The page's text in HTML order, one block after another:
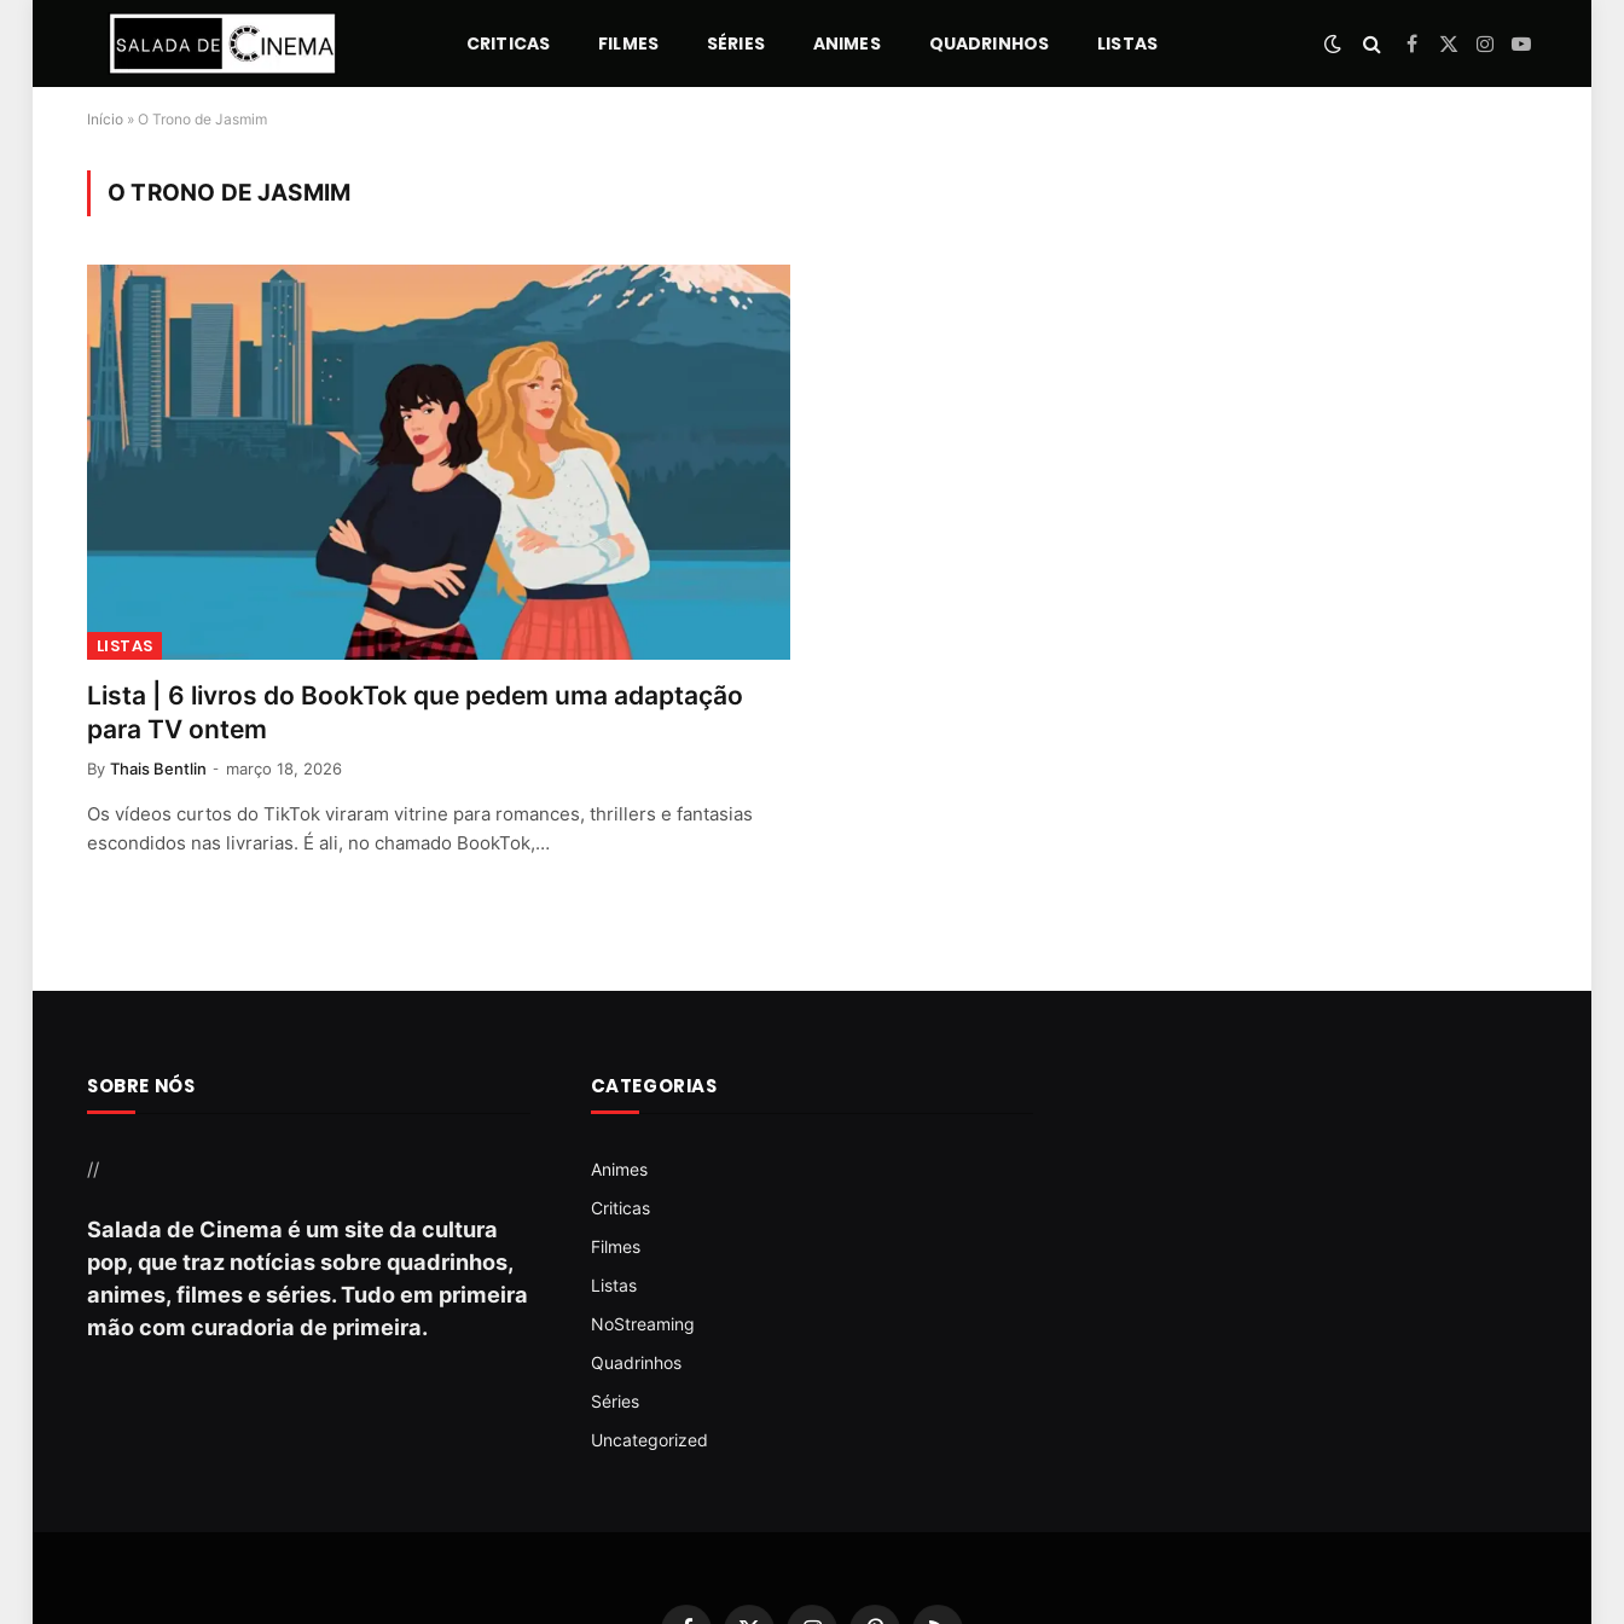
CRITICAS FILMES SÉRIES ANIMES QUADRINHOS LISTAS Facebook
X
Instagram
YouTube
Início » O Trono de Jasmim
O TRONO DE JASMIM
LISTAS
Lista | 6 livros do BookTok que pedem uma adaptação
para TV ontem
By Thais Bentlin março 18, 2026
Os vídeos curtos do TikTok viraram vitrine para romances, thrillers e fantasias
escondidos nas livrarias. É ali, no chamado BookTok,…
SOBRE NÓS
//
Salada de Cinema é um site da cultura
pop, que traz notícias sobre quadrinhos,
animes, filmes e séries. Tudo em primeira
mão com curadoria de primeira.
CATEGORIAS
Animes
Criticas
Filmes
Listas
NoStreaming
Quadrinhos
Séries
Uncategorized